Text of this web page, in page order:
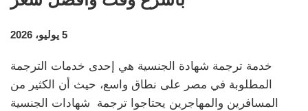
5 يوليو، 2026
خدمة ترجمة شهادة الجنسية هي إحدى خدمات الترجمة
المطلوبة في مصر على نطاق واسع، حيث أن الكثير من
المسافرين والمهاجرين يحتاجوا ترجمة شهادات الجنسية